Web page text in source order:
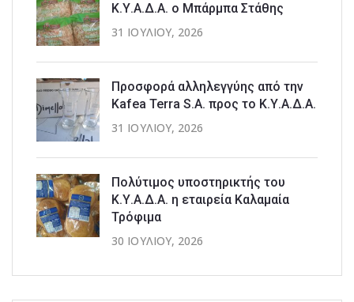
Κ.Υ.Α.Δ.Α. ο Μπάρμπα Στάθης
31 ΙΟΥΛΊΟΥ, 2026
Προσφορά αλληλεγγύης από την
Kafea Terra S.A. προς το Κ.Υ.Α.Δ.Α.
31 ΙΟΥΛΊΟΥ, 2026
Πολύτιμος υποστηρικτής του
Κ.Υ.Α.Δ.Α. η εταιρεία Καλαμαία
Τρόφιμα
30 ΙΟΥΛΊΟΥ, 2026